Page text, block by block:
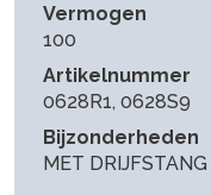
Vermogen
100
Artikelnummer
0628R1, 0628S9
Bijzonderheden
MET DRIJFSTANG